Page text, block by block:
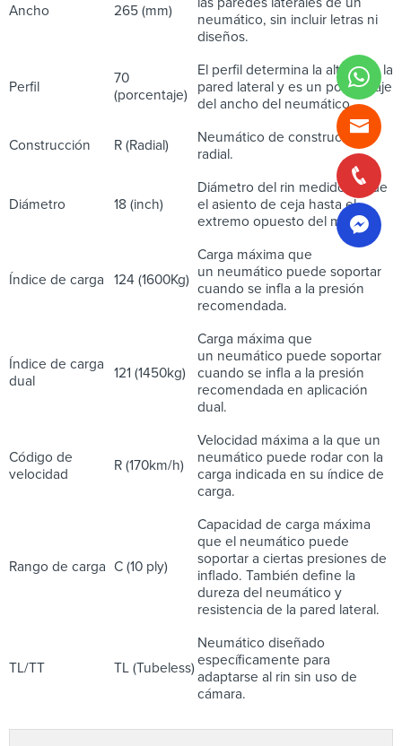
Ancho 265 (mm)
neumático, sin incluir letras ni
diseños.
Perfil
70
(porcentaje)
El perfil determina la altura de la
pared lateral y es un porcentaje
del ancho del neumático.
Construcción R (Radial)
Neumático de construcción
radial.
Diámetro 18 (inch)
Diámetro del rin medido desde
el asiento de ceja hasta el
extremo opuesto del mismo.
Índice de carga 124 (1600Kg)
Carga máxima que
un neumático puede soportar
cuando se infla a la presión
recomendada.
Índice de carga
dual
121 (1450kg)
Carga máxima que
un neumático puede soportar
cuando se infla a la presión
recomendada en aplicación
dual.
Código de
velocidad
R (170km/h)
Velocidad máxima a la que un
neumático puede rodar con la
carga indicada en su índice de
carga.
Rango de carga C (10 ply)
Capacidad de carga máxima
que el neumático puede
soportar a ciertas presiones de
inflado. También define la
dureza del neumático y
resistencia de la pared lateral.
TL/TT TL (Tubeless)
Neumático diseñado
específicamente para
adaptarse al rin sin uso de
cámara.